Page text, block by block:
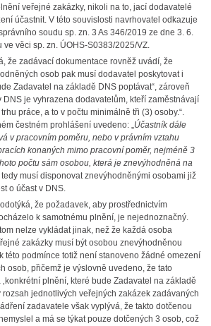
veřejné zakázky, nikoli na to, jací dodavatelé
účastnit. V této souvislosti navrhovatel odkazuje
soudu sp. zn. 3 As 346/2019 ze dne 3. 6.
věci sp. zn. ÚOHS-S0383/2025/VZ.
zadávací dokumentace rovněž uvádí, že
osob pak musí dodavatel poskytovat i
Zadavatel na základě DNS poptávat“, zároveň
DNS je vyhrazena dodavatelům, kteří zaměstnávají
práce, a to v počtu minimálně tři (3) osoby.“.
čestném prohlášení uvedeno: „Účastník dále
v pracovním poměru, nebo v právním vztahu
konaných mimo pracovní poměr, nejméně 3
počtu sám osobou, která je znevýhodněná na
tedy musí disponovat znevýhodněnými osobami již
o účast v DNS.
že požadavek, aby prostřednictvím
k samotnému plnění, je nejednoznačný.
nelze vykládat jinak, než že každá osoba
zakázky musí být osobou znevýhodněnou
této podmínce totiž není stanoveno žádné omezení
osob, přičemž je výslovně uvedeno, že tato
plnění, které bude Zadavatel na základě
rozsah jednotlivých veřejných zakázek zadávaných
zadavatele však vyplývá, že takto dotčenou
a má se týkat pouze dotčených 3 osob, což